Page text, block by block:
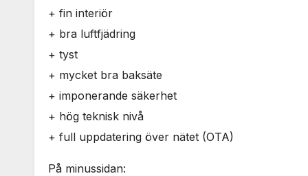
+ fin interiör
+ bra luftfjädring
+ tyst
+ mycket bra baksäte
+ imponerande säkerhet
+ hög teknisk nivå
+ full uppdatering över nätet (OTA)
På minussidan: